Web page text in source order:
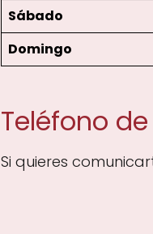
Sábado
Domingo
Teléfono
Si quieres